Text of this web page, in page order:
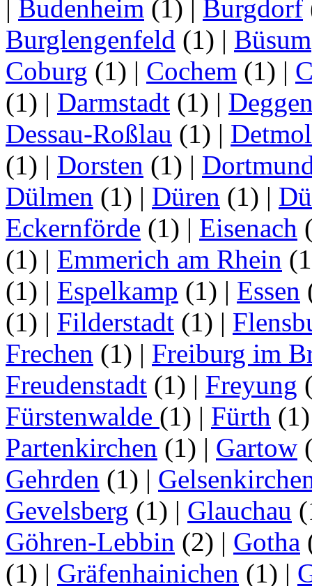
Budenheim (1) Burgdorf
Burglengenfeld (1) | Büsum
Coburg (1) | Cochem (1) |
(1) | Darmstadt (1) |
Dessau-Roßlau (1) |
(1) | Dorsten (1) |
Dülmen (1) | Düren (1) |
Eckernförde (1) | Eisenach
(1) | Emmerich am Rhein
(1) | Espelkamp (1) | Essen
(1) | Filderstadt (1) |
Frechen (1) | Freiburg im
Freudenstadt (1) | Freyung
Fürstenwalde (1) | Fürth
Partenkirchen (1) | Gartow
Gehrden (1) |
Gevelsberg (1) | Glauchau
Göhren-Lebbin (2) | Gotha
(1) | Gräfenhainichen (1) |